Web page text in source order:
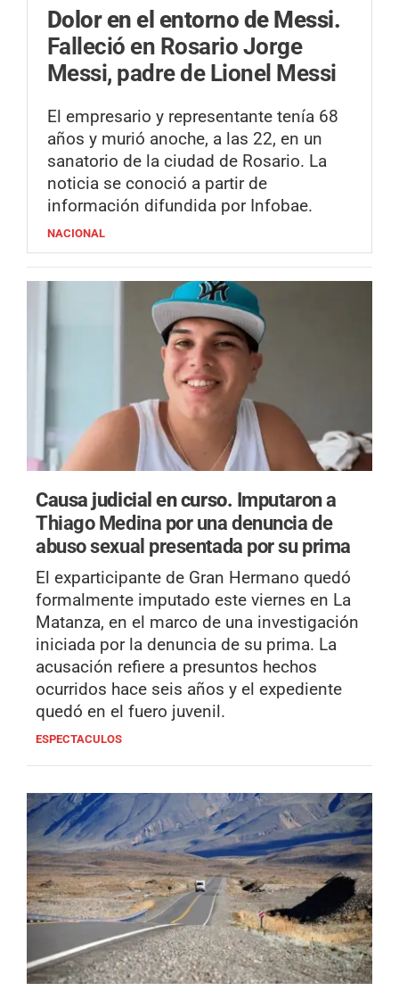
Dolor en el entorno de Messi.
Falleció en Rosario Jorge
Messi, padre de Lionel Messi
El empresario y representante tenía 68
años y murió anoche, a las 22, en un
sanatorio de la ciudad de Rosario. La
noticia se conoció a partir de
información difundida por Infobae.
NACIONAL
Causa judicial en curso. Imputaron a
Thiago Medina por una denuncia de
abuso sexual presentada por su prima
El exparticipante de Gran Hermano quedó
formalmente imputado este viernes en La
Matanza, en el marco de una investigación
iniciada por la denuncia de su prima. La
acusación refiere a presuntos hechos
ocurridos hace seis años y el expediente
quedó en el fuero juvenil.
ESPECTACULOS